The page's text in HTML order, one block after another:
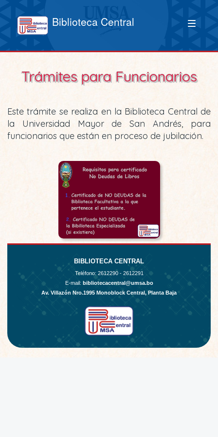
Biblioteca Central
Trámites para Funcionarios
Este trámite se realiza en la Biblioteca Central de
la Universidad Mayor de San Andrés, para
funcionarios que están en proceso de jubilación.
BIBLIOTECA CENTRAL
Teléfono: 2612290 - 2612291
E-mail: bibliotecacentral@umsa.bo
Av. Villazón Nro.1995 Monoblock Central, Planta Baja